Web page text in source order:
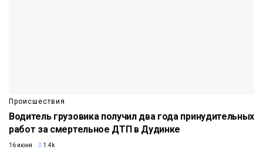
Происшествия
Водитель грузовика получил два года принудительных
работ за смертельное ДТП в Дудинке
16 июня 1.4k